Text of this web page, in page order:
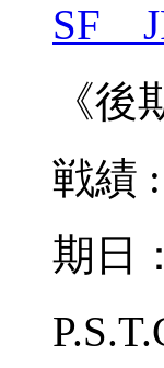
SF
《
戦績
期日